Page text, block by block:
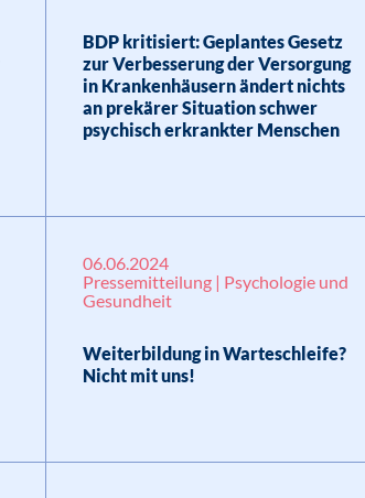
BDP kritisiert: Geplantes Gesetz
zur Verbesserung der Versorgung
in Krankenhäusern ändert nichts
an prekärer Situation schwer
psychisch erkrankter Menschen
06.06.2024
Pressemitteilung | Psychologie und
Gesundheit
Weiterbildung in Warteschleife?
Nicht mit uns!